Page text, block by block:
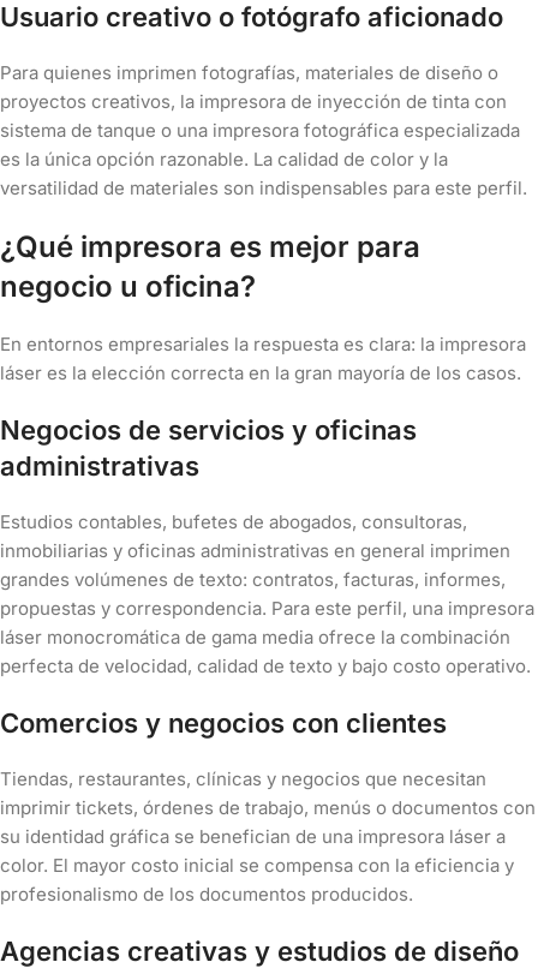
Usuario creativo o fotógrafo aficionado
Para quienes imprimen fotografías, materiales de diseño o
proyectos creativos, la impresora de inyección de tinta con
sistema de tanque o una impresora fotográfica especializada
es la única opción razonable. La calidad de color y la
versatilidad de materiales son indispensables para este perfil.
¿Qué impresora es mejor para
negocio u oficina?
En entornos empresariales la respuesta es clara: la impresora
láser es la elección correcta en la gran mayoría de los casos.
Negocios de servicios y oficinas
administrativas
Estudios contables, bufetes de abogados, consultoras,
inmobiliarias y oficinas administrativas en general imprimen
grandes volúmenes de texto: contratos, facturas, informes,
propuestas y correspondencia. Para este perfil, una impresora
láser monocromática de gama media ofrece la combinación
perfecta de velocidad, calidad de texto y bajo costo operativo.
Comercios y negocios con clientes
Tiendas, restaurantes, clínicas y negocios que necesitan
imprimir tickets, órdenes de trabajo, menús o documentos con
su identidad gráfica se benefician de una impresora láser a
color. El mayor costo inicial se compensa con la eficiencia y
profesionalismo de los documentos producidos.
Agencias creativas y estudios de diseño